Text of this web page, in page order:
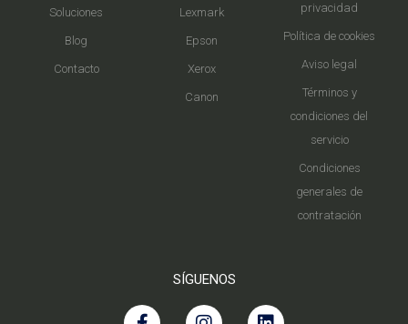
Soluciones
Blog
Contacto
Lexmark
Epson
Xerox
Canon
privacidad
Política de cookies
Aviso legal
Términos y
condiciones del
servicio
Condiciones
generales de
contratación
SÍGUENOS